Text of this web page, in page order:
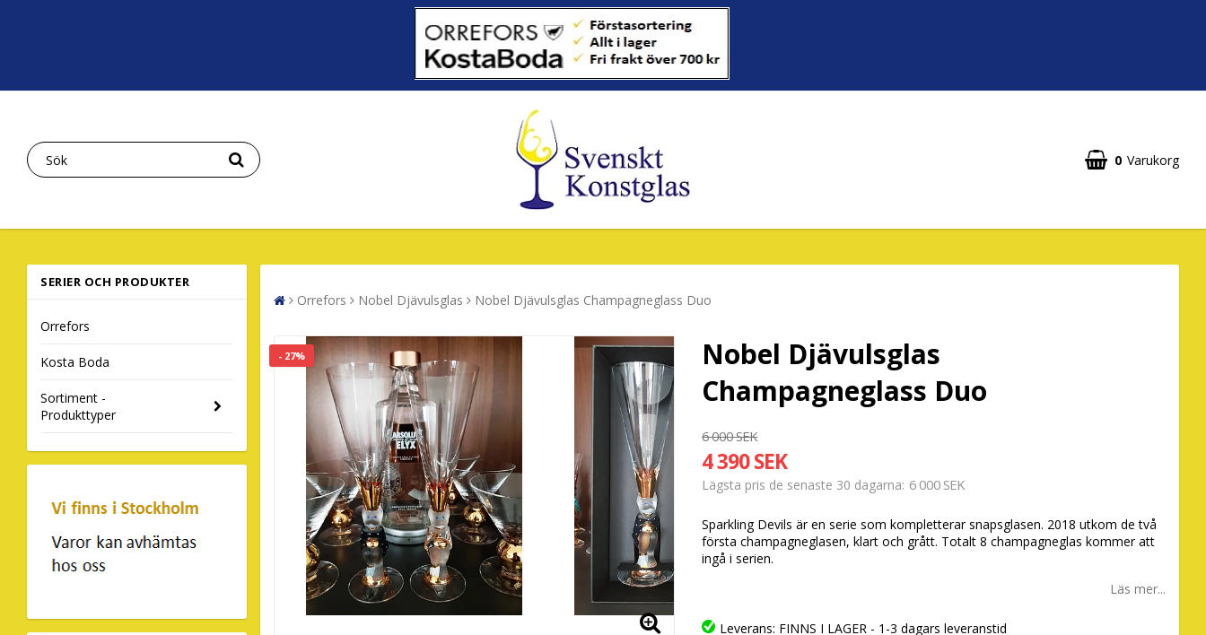
0 Varukorg
SERIER OCH PRODUKTER
Orrefors
Kosta Boda
Sortiment -
Produkttyper
Orrefors Nobel Djävulsglas Nobel Djävulsglas Champagneglass Duo
- 27%
Nobel Djävulsglas
Champagneglass Duo
6 000 SEK
4 390 SEK
Lägsta pris de senaste 30 dagarna 6 000 SEK
Sparkling Devils är en serie som kompletterar snapsglasen. 2018 utkom de två
första champagneglasen, klart och grått. Totalt 8 champagneglas kommer att
ingå i serien.
Läs mer...
Leverans: FINNS I LAGER - 1-3 dagars leveranstid